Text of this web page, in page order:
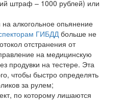
штраф – 1000 рублей) или
алкогольное опьянение
ГИБДДбольше не
отстранения от
на медицинскую
продувки на тестере. Эта
чтобы быстро определять
за рулем;
по которому лишаются